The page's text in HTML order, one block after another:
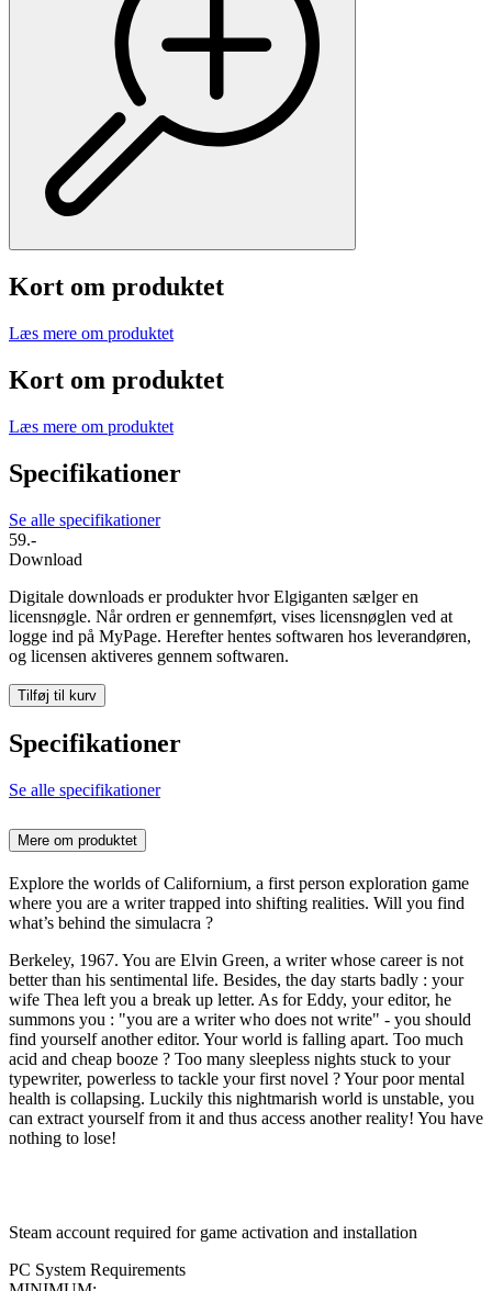
Kort om produktet
Læs mere om produktet
Kort om produktet
Læs mere om produktet
Specifikationer
Se alle specifikationer
59.-
Download
Digitale downloads er produkter hvor Elgiganten sælger en
licensnøgle. Når ordren er gennemført, vises licensnøglen ved at
logge ind på MyPage. Herefter hentes softwaren hos leverandøren,
og licensen aktiveres gennem softwaren.
Tilføj til kurv
Specifikationer
Se alle specifikationer
Mere om produktet
Explore the worlds of Californium, a first person exploration game
where you are a writer trapped into shifting realities. Will you find
what’s behind the simulacra ?
Berkeley, 1967. You are Elvin Green, a writer whose career is not
better than his sentimental life. Besides, the day starts badly : your
wife Thea left you a break up letter. As for Eddy, your editor, he
summons you : "you are a writer who does not write" - you should
find yourself another editor. Your world is falling apart. Too much
acid and cheap booze ? Too many sleepless nights stuck to your
typewriter, powerless to tackle your first novel ? Your poor mental
health is collapsing. Luckily this nightmarish world is unstable, you
can extract yourself from it and thus access another reality! You have
nothing to lose!
Steam account required for game activation and installation
PC System Requirements